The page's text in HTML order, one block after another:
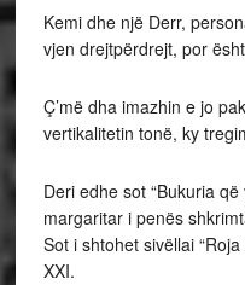
Kemi dhe një Derr,
vjen drejtpërdrejt, por
Ç’më dha imazhin e jo
vertikalitetin tonë, ky
Deri edhe sot “Bukuria
margaritar i penës
Sot i shtohet sivëllai
XXI.